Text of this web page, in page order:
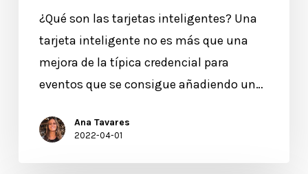
¿Qué son las tarjetas inteligentes? Una
tarjeta inteligente no es más que una
mejora de la típica credencial para
eventos que se consigue añadiendo un…
Ana Tavares
2022-04-01